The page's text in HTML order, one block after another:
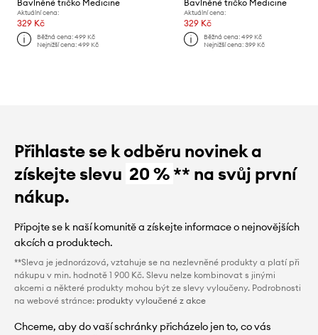
Bavlněné tričko Medicine
Aktuální cena:
329 Kč
Běžná cena:499 Kč
Nejnižší cena:499 Kč
Bavlněné tričko Medicine
Aktuální cena:
329 Kč
Běžná cena: 499 Kč
Nejnižší cena: 399 Kč
Přihlaste se k odběru novinek a
získejte slevu 20 %** na svůj první
nákup.
Připojte se k naší komunitě a získejte informace o nejnovějších
akcích a produktech.
**Sleva je jednorázová, vztahuje se na nezlevněné produkty a platí při
nákupu v min. hodnotě 1 900 Kč. Slevu nelze kombinovat s jinými
akcemi a některé produkty mohou být ze slevy vyloučeny. Podrobnosti
na webové stránce: produkty vyloučené z akce
Chceme, aby do vaší schránky přicházelo jen to, co vás